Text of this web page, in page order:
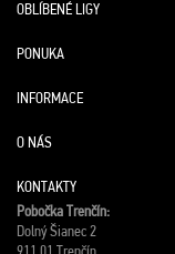
OBLÍBENÉ LIGY
PONUKA
INFORMACE
O NÁS
KONTAKTY
Pobočka Trenčín:
Dolný Šianec 2